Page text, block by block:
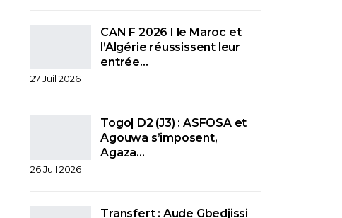
CAN F 2026 I le Maroc et
l’Algérie réussissent leur
entrée…
27 Juil 2026
Togo| D2 (J3) : ASFOSA et
Agouwa s’imposent,
Agaza…
26 Juil 2026
Transfert : Aude Gbedjissi